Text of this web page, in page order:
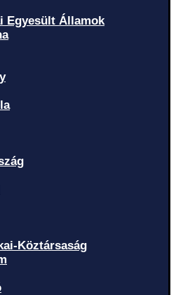
Egyesült Államok
Köztársaság